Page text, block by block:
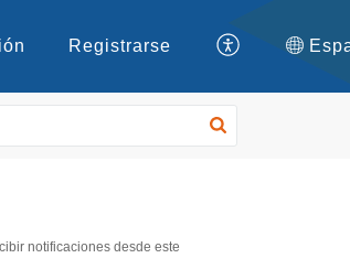
Registrarse
notificaciones desde este